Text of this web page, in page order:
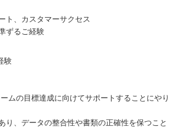
ト、カスタマーサクセス
ずるご経験
験
ムの目標達成に向けてサポートすることにやり
り、データの整合性や書類の正確性を保つこと